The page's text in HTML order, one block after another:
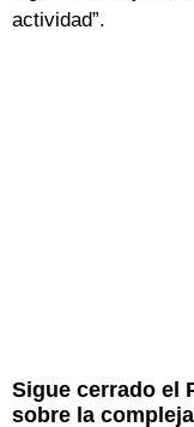
actividad”.
Sigue cerrado el
sobre la